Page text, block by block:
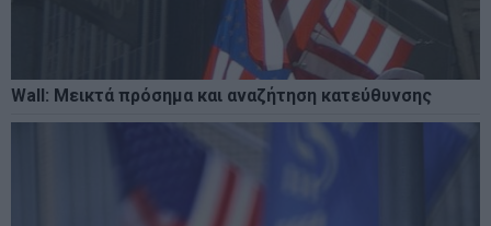
Wall: Μεικτά πρόσημα και αναζήτηση κατεύθυνσης